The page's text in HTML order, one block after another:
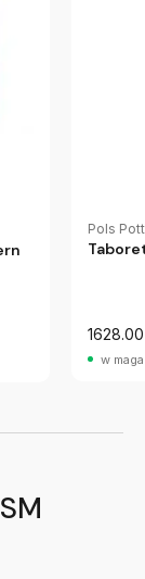
Pols
1628.00
w